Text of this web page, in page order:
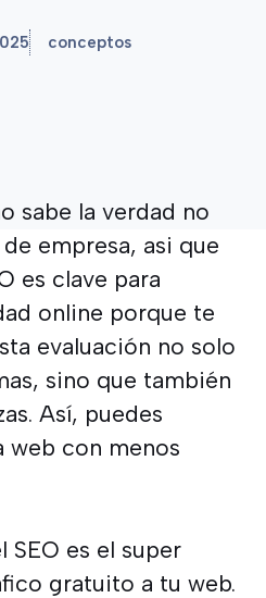
conceptos
sabe la verdad no
empresa, asi que
es clave para
online porque te
evaluación no solo
sino que también
Así, puedes
web con menos
SEO es el super
gratuito a tu web.